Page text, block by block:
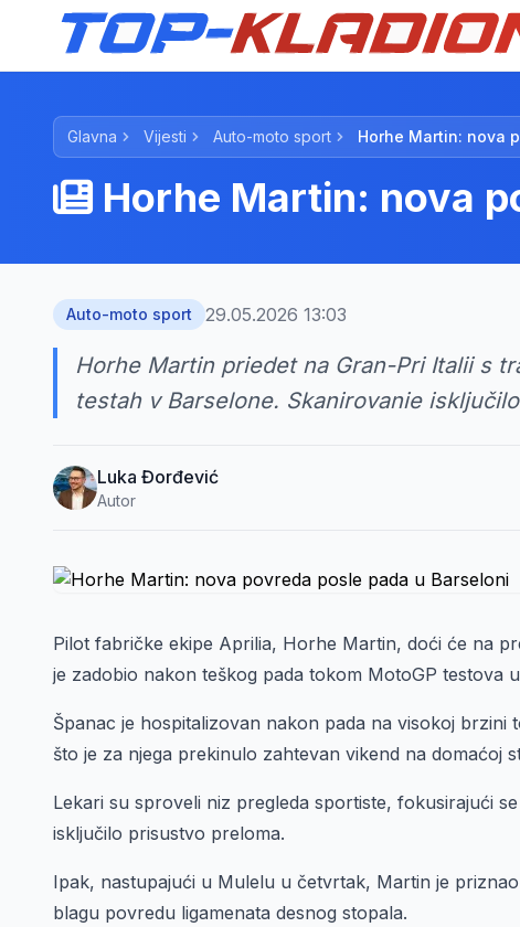
Glavna Vijesti Auto-moto sport Horhe Martin: nova
Horhe Martin: nova
Auto-moto sport 29.05.2026 13:03
Horhe Martin priedet na Gran-Pri Italii s
testah v Barselone. Skanirovanie
Luka Đorđević
Autor
Pilot fabričke ekipe Aprilia, Horhe Martin, doći će na
je zadobio nakon teškog pada tokom MotoGP testova
Španac je hospitalizovan nakon pada na visokoj brzini
što je za njega prekinulo zahtevan vikend na domaćoj
Lekari su sproveli niz pregleda sportiste, fokusirajući
isključilo prisustvo preloma.
Ipak, nastupajući u Mulelu u četvrtak, Martin je
blagu povredu ligamenata desnog stopala.